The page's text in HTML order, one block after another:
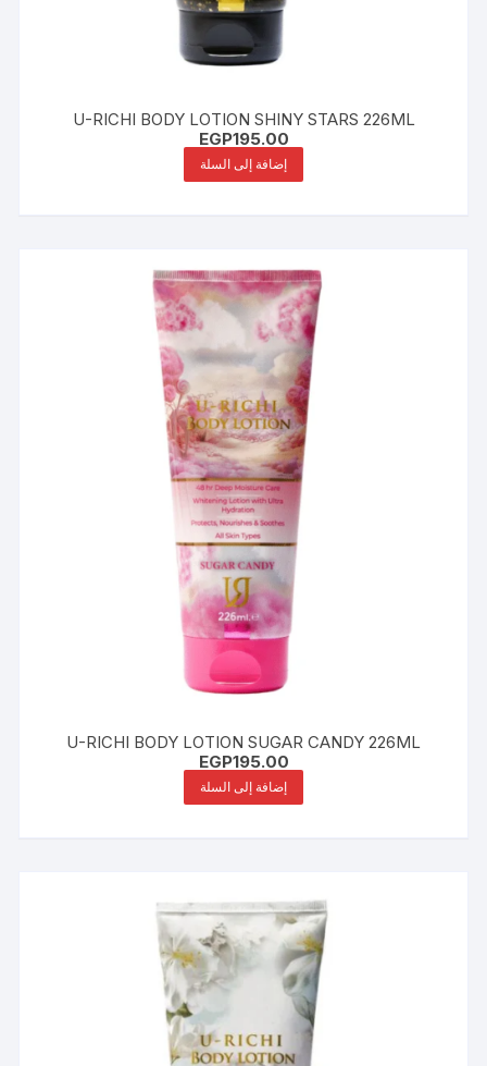
U-RICHI BODY LOTION SHINY STARS 226ML
EGP195.00
إضافة إلى السلة
U-RICHI BODY LOTION SUGAR CANDY 226ML
EGP195.00
إضافة إلى السلة